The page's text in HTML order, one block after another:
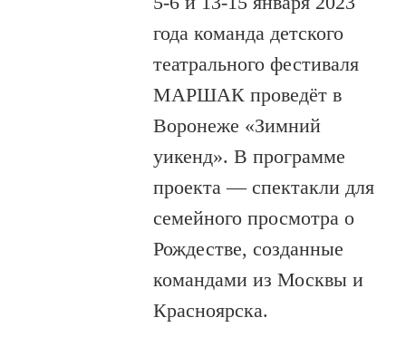
года команда детского
театрального фестиваля
МАРШАК проведёт в
Воронеже «Зимний
уикенд». В программе
проекта — спектакли для
семейного просмотра о
Рождестве, созданные
командами из Москвы и
Красноярска.